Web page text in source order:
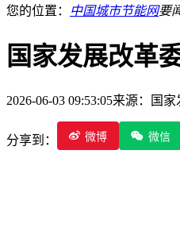
您的位置： 中国城市节能网要
国家发展改革
2026-06-03 09:53:05来源：国家
分享到： 微博 微信